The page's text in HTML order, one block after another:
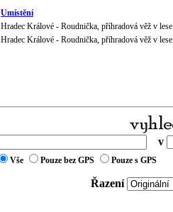
Umístění
Hradec Králové - Roudnička, příhradová věž v lese
Hradec Králové - Roudnička, příhradová věž v lese
v
Vše Pouze bez GPS Pouze s GPS
Řazení